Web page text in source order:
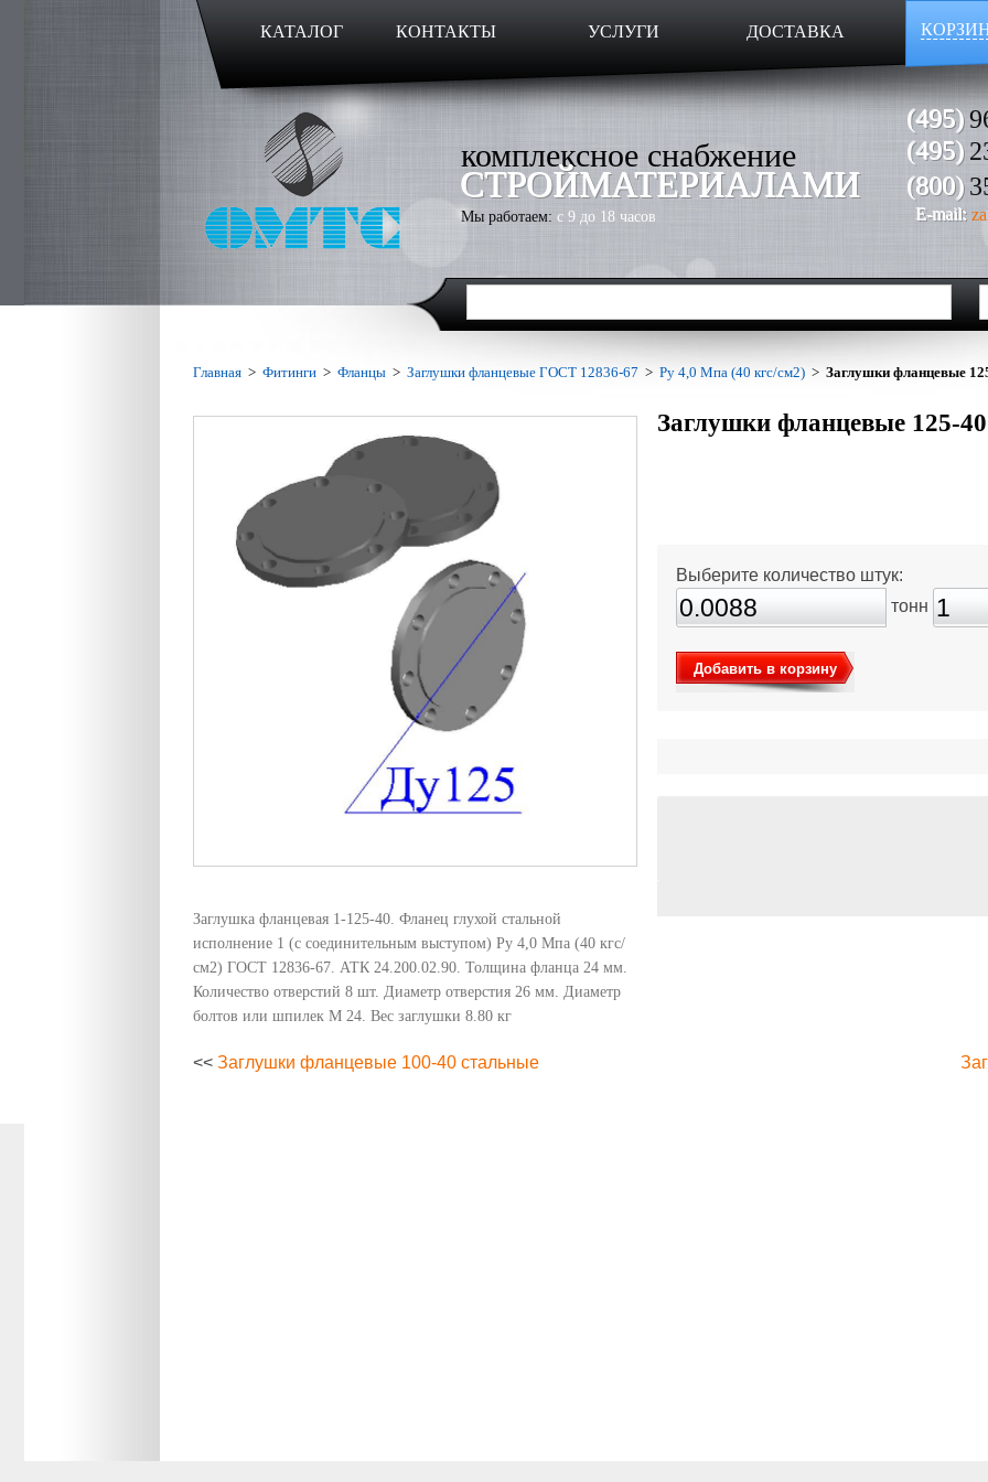
КАТАЛОГ КОНТАКТЫ УСЛУГИ ДОСТАВКА
комплексное снабжение
СТРОЙМАТЕРИАЛАМИ
Мы работаем: с 9 до 18 часов
(495)
(495)
(800)
E-mail:
Главная > Фитинги > Фланцы > Заглушки фланцевые ГОСТ 12836-67 > Ру 4,0 Мпа (40 кгс/см2) > Заглушки фланцевые
Заглушка фланцевая 1-125-40. Фланец глухой стальной
исполнение 1 (с соединительным выступом) Ру 4,0 Мпа (40 кгс/
см2) ГОСТ 12836-67. АТК 24.200.02.90. Толщина фланца 24 мм.
Количество отверстий 8 шт. Диаметр отверстия 26 мм. Диаметр
болтов или шпилек М 24. Вес заглушки 8.80 кг
Заглушки фланцевые 125-
Выберите количество штук:
тонн
Добавить в корзину
<< Заглушки фланцевые 100-40 стальные